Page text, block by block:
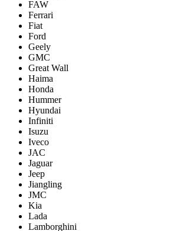
FAW
Ferrari
Fiat
Ford
Geely
GMC
Great Wall
Haima
Honda
Hummer
Hyundai
Infiniti
Isuzu
Iveco
JAC
Jaguar
Jeep
Jiangling
JMC
Kia
Lada
Lamborghini